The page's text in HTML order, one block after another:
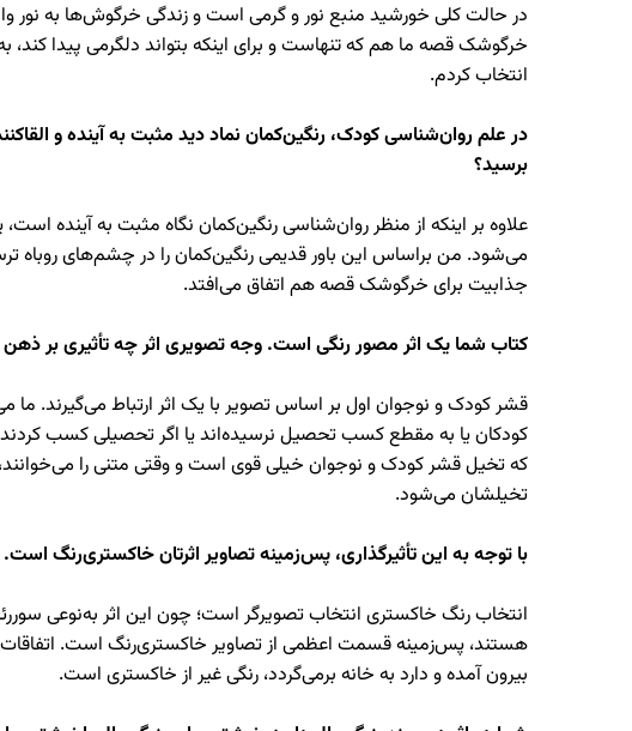
در حالت کلی خورشید منبع نور و گرمی است و زندگی خرگوش‌ها به نور
خرگوشک قصه ما هم که تنهاست و برای اینکه بتواند دلگرمی پیدا
انتخاب کردم.
در علم روان‌شناسی کودک، رنگین‌کمان نماد دید مثبت به آینده و
برسید؟
علاوه بر اینکه از منظر روان‌شناسی رنگین‌کمان نگاه مثبت به آینده
می‌شود. من براساس این باور قدیمی رنگین‌کمان را در چشم‌های روباه
جذابیت برای خرگوشک قصه هم اتفاق می‌افتد.
کتاب شما یک اثر مصور رنگی است. وجه تصویری اثر چه تأثیری بر ذهن
که تخیل قشر کودک و نوجوان خیلی قوی است و وقتی متنی را
تخیلشان می‌شود.
با توجه به این تأثیرگذاری، پس‌زمینه تصاویر اثرتان خاکستری‌رنگ
انتخاب رنگ خاکستری انتخاب تصویرگر است؛ چون این اثر به‌نوعی
هستند، پس‌زمینه قسمت اعظمی از تصاویر خاکستری‌رنگ است. اتفاقات
بیرون آمده و دارد به خانه برمی‌گردد، رنگی غیر از خاکستری است.